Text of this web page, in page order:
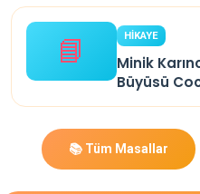
📘 HİKAYE
Minik
Büyüsü
📚 Tüm Masallar